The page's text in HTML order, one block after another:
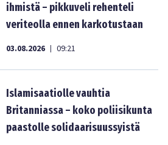
ihmistä – pikkuveli rehenteli
veriteolla ennen karkotustaan
03.08.2026 | 09:21
Islamisaatiolle vauhtia
Britanniassa – koko poliisikunta
paastolle solidaarisuussyistä